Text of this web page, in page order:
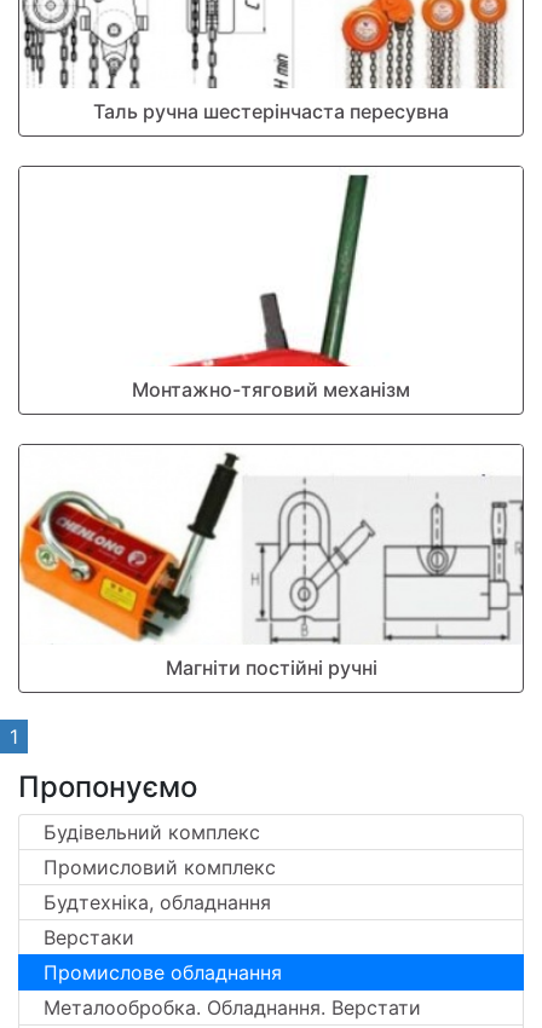
Таль ручна шестерінчаста пересувна
Монтажно-тяговий механізм
Магніти постійні ручні
1
Пропонуємо
Будівельний комплекс
Промисловий комплекс
Будтехніка, обладнання
Верстаки
Промислове обладнання
Металообробка. Обладнання. Верстати